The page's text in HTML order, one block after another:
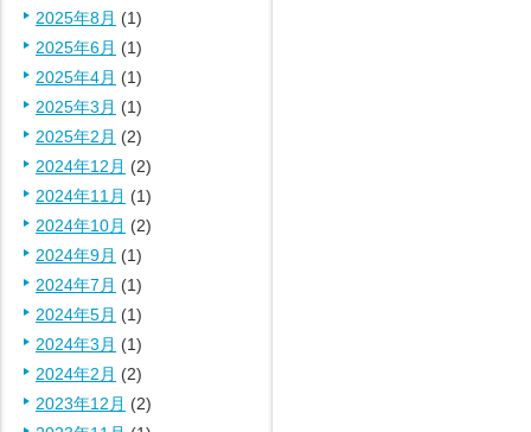
2025年8月 (1)
2025年6月 (1)
2025年4月 (1)
2025年3月 (1)
2025年2月 (2)
2024年12月 (2)
2024年11月 (1)
2024年10月 (2)
2024年9月 (1)
2024年7月 (1)
2024年5月 (1)
2024年3月 (1)
2024年2月 (2)
2023年12月 (2)